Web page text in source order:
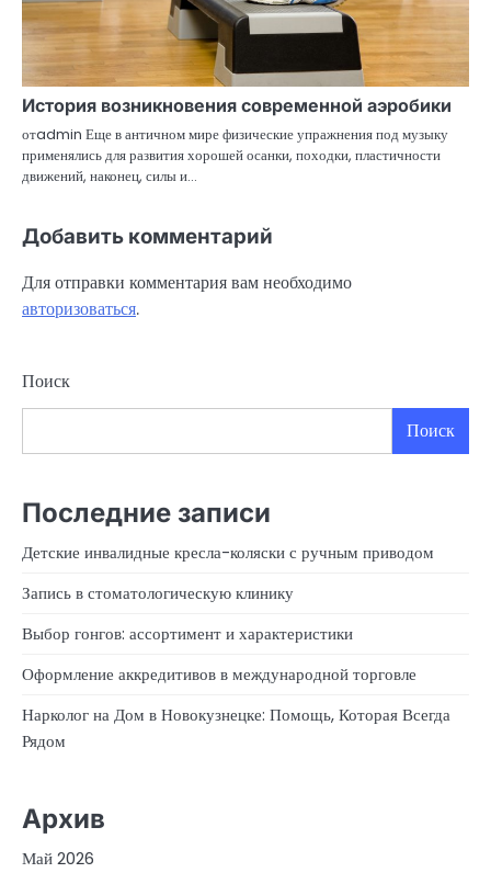
История возникновения современной аэробики
отadmin Еще в античном мире физические упражнения под музыку
применялись для развития хорошей осанки, походки, пластичности
движений, наконец, силы и…
Добавить комментарий
Для отправки комментария вам необходимо
авторизоваться.
Поиск
Поиск
Последние записи
Детские инвалидные кресла-коляски с ручным приводом
Запись в стоматологическую клинику
Выбор гонгов: ассортимент и характеристики
Оформление аккредитивов в международной торговле
Нарколог на Дом в Новокузнецке: Помощь, Которая Всегда
Рядом
Архив
Май 2026